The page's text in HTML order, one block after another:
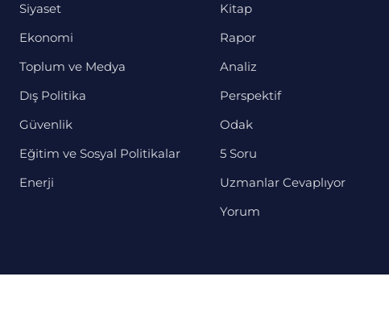
Siyaset
Ekonomi
Toplum ve Medya
Dış Politika
Güvenlik
Eğitim ve Sosyal Politikalar
Enerji
Kitap
Rapor
Analiz
Perspektif
Odak
5 Soru
Uzmanlar Cevaplıyor
Yorum